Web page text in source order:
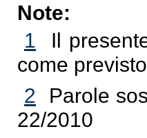
Note:
1
Il
come
2
Parole
22/2010